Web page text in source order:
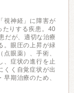
視神経」に障害が
たりする疾患。40
だが、適切な治療
。眼圧の上昇が緑
眼薬）、手術、
、症状の進行を止
くく自覚症状が出
期治療のため、